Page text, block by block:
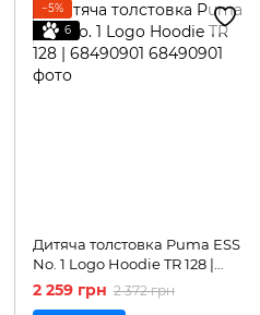
−5%
6
Дитяча толстовка Puma ESS
No. 1 Logo Hoodie TR 128 |
68490901
2 259 грн 2 372 грн